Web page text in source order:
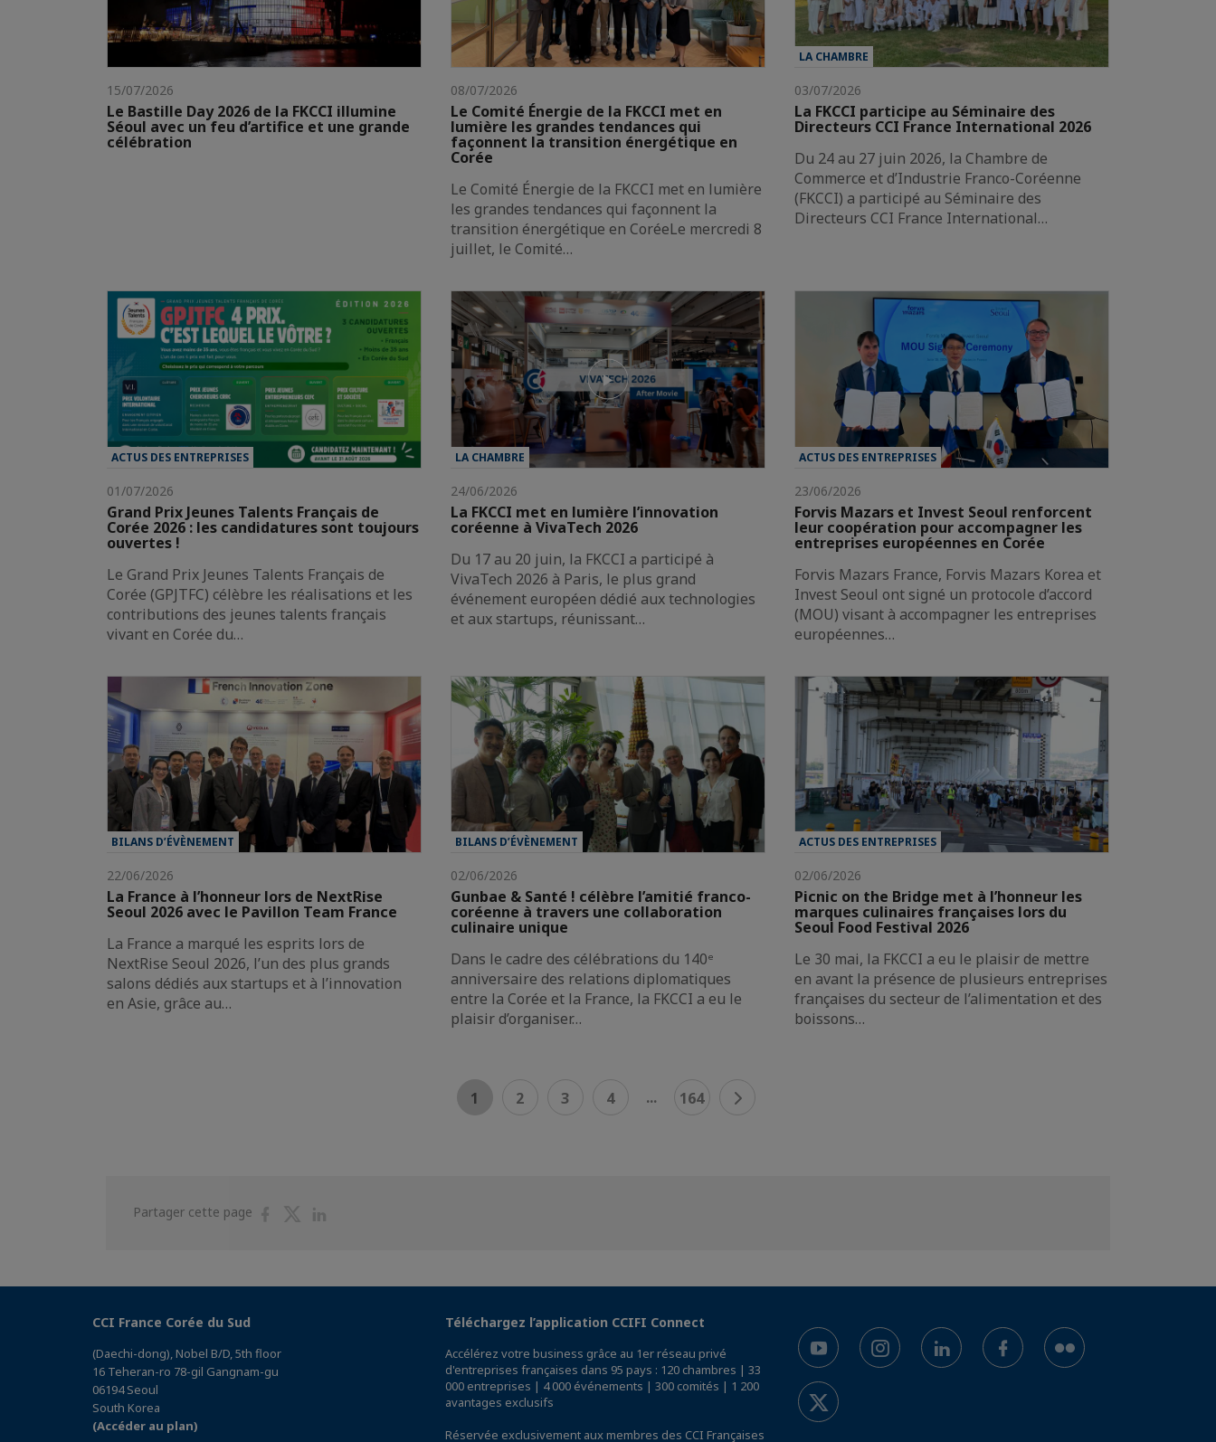
15/07/2026
Le Bastille Day 2026 de la FKCCI illumine
Séoul avec un feu d’artifice et une grande
célébration
08/07/2026
Le Comité Énergie de la FKCCI met en
lumière les grandes tendances qui
façonnent la transition énergétique en
Corée
Le Comité Énergie de la FKCCI met en lumière
les grandes tendances qui façonnent la
transition énergétique en CoréeLe mercredi 8
juillet, le Comité…
LA CHAMBRE
03/07/2026
La FKCCI participe au Séminaire des
Directeurs CCI France International 2026
Du 24 au 27 juin 2026, la Chambre de
Commerce et d’Industrie Franco-Coréenne
(FKCCI) a participé au Séminaire des
Directeurs CCI France International…
ACTUS DES ENTREPRISES
01/07/2026
Grand Prix Jeunes Talents Français de
Corée 2026 : les candidatures sont toujours
ouvertes !
Le Grand Prix Jeunes Talents Français de
Corée (GPJTFC) célèbre les réalisations et les
contributions des jeunes talents français
vivant en Corée du…
LA CHAMBRE
24/06/2026
La FKCCI met en lumière l’innovation
coréenne à VivaTech 2026
Du 17 au 20 juin, la FKCCI a participé à
VivaTech 2026 à Paris, le plus grand
événement européen dédié aux technologies
et aux startups, réunissant…
ACTUS DES ENTREPRISES
23/06/2026
Forvis Mazars et Invest Seoul renforcent
leur coopération pour accompagner les
entreprises européennes en Corée
Forvis Mazars France, Forvis Mazars Korea et
Invest Seoul ont signé un protocole d’accord
(MOU) visant à accompagner les entreprises
européennes…
BILANS D’ÉVÈNEMENT
22/06/2026
La France à l’honneur lors de NextRise
Seoul 2026 avec le Pavillon Team France
La France a marqué les esprits lors de
NextRise Seoul 2026, l’un des plus grands
salons dédiés aux startups et à l’innovation
en Asie, grâce au…
BILANS D’ÉVÈNEMENT
02/06/2026
Gunbae & Santé ! célèbre l’amitié franco-
coréenne à travers une collaboration
culinaire unique
Dans le cadre des célébrations du 140ᵉ
anniversaire des relations diplomatiques
entre la Corée et la France, la FKCCI a eu le
plaisir d’organiser…
ACTUS DES ENTREPRISES
02/06/2026
Picnic on the Bridge met à l’honneur les
marques culinaires françaises lors du
Seoul Food Festival 2026
Le 30 mai, la FKCCI a eu le plaisir de mettre
en avant la présence de plusieurs entreprises
françaises du secteur de l’alimentation et des
boissons…
1 2 3 4 ... 164
Partager cette page
PartagerPartager
CCI France Corée du Sud
(Daechi-dong), Nobel B/D, 5th floor
16 Teheran-ro 78-gil Gangnam-gu
06194 Seoul
South Korea
(Accéder au plan)
Téléchargez l’application CCIFI Connect
Accélérez votre business grâce au 1er réseau privé
d'entreprises françaises dans 95 pays : 120 chambres | 33
000 entreprises | 4 000 événements | 300 comités | 1 200
avantages exclusifs
Réservée exclusivement aux membres des CCI Françaises